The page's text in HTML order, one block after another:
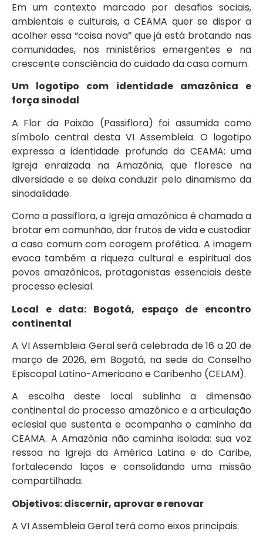
Em um contexto marcado por desafios sociais,
ambientais e culturais, a CEAMA quer se dispor a
acolher essa “coisa nova” que já está brotando nas
comunidades, nos ministérios emergentes e na
crescente consciência do cuidado da casa comum.
Um logotipo com identidade amazônica e
força sinodal
A Flor da Paixão (Passiflora) foi assumida como
símbolo central desta VI Assembleia. O logotipo
expressa a identidade profunda da CEAMA: uma
Igreja enraizada na Amazônia, que floresce na
diversidade e se deixa conduzir pelo dinamismo da
sinodalidade.
Como a passiflora, a Igreja amazônica é chamada a
brotar em comunhão, dar frutos de vida e custodiar
a casa comum com coragem profética. A imagem
evoca também a riqueza cultural e espiritual dos
povos amazônicos, protagonistas essenciais deste
processo eclesial.
Local e data: Bogotá, espaço de encontro
continental
A VI Assembleia Geral será celebrada de 16 a 20 de
março de 2026, em Bogotá, na sede do Conselho
Episcopal Latino-Americano e Caribenho (CELAM).
A escolha deste local sublinha a dimensão
continental do processo amazônico e a articulação
eclesial que sustenta e acompanha o caminho da
CEAMA. A Amazônia não caminha isolada: sua voz
ressoa na Igreja da América Latina e do Caribe,
fortalecendo laços e consolidando uma missão
compartilhada.
Objetivos: discernir, aprovar e renovar
A VI Assembleia Geral terá como eixos principais: